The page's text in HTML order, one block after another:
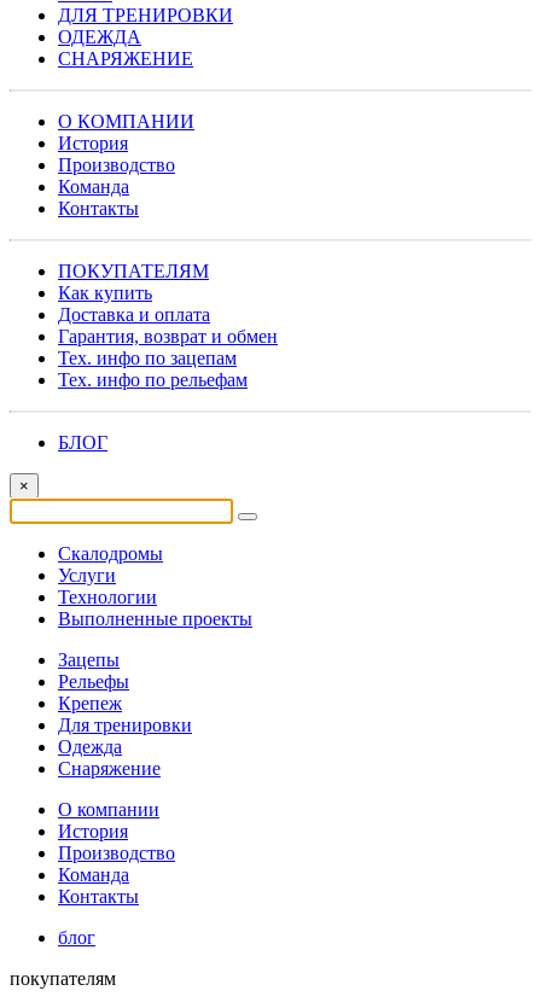
ДЛЯ ТРЕНИРОВКИ
ОДЕЖДА
СНАРЯЖЕНИЕ
О КОМПАНИИ
История
Производство
Команда
Контакты
ПОКУПАТЕЛЯМ
Как купить
Доставка и оплата
Гарантия, возврат и обмен
Тех. инфо по зацепам
Тех. инфо по рельефам
БЛОГ
×
Скалодромы
Услуги
Технологии
Выполненные проекты
Зацепы
Рельефы
Крепеж
Для тренировки
Одежда
Снаряжение
О компании
История
Производство
Команда
Контакты
блог
покупателям